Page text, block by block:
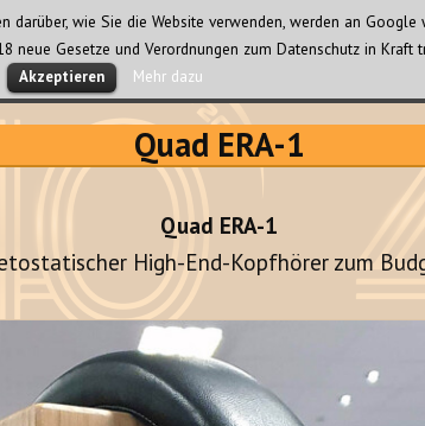
Quad ERA-1
Quad ERA-1
High-End-Kopfhörer zum
wie Sie die Website verwenden, werden an Google
Gesetze und Verordnungen zum Datenschutz in Kraft
Akzeptieren Mehr dazu